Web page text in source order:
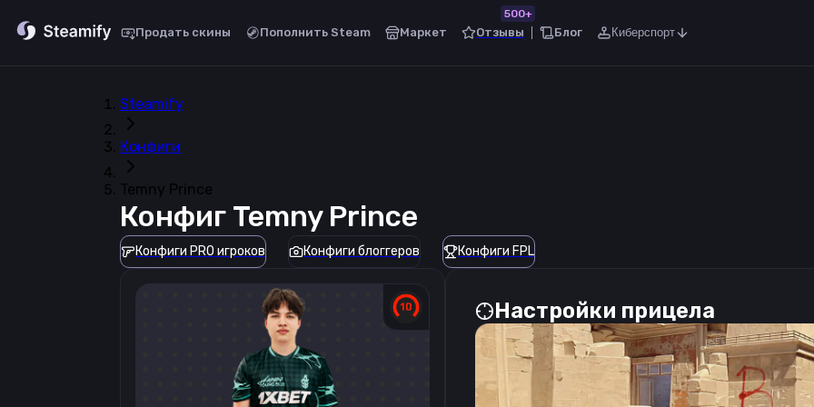
Продать скины Пополнить Steam Маркет Отзывы
500+
Блог Киберспорт
Steamify
Конфиги
Temny Prince
Конфиг Temny Prince
Конфиги PRO игроков Конфиги блоггеров Конфиги FPL
Настройки прицела